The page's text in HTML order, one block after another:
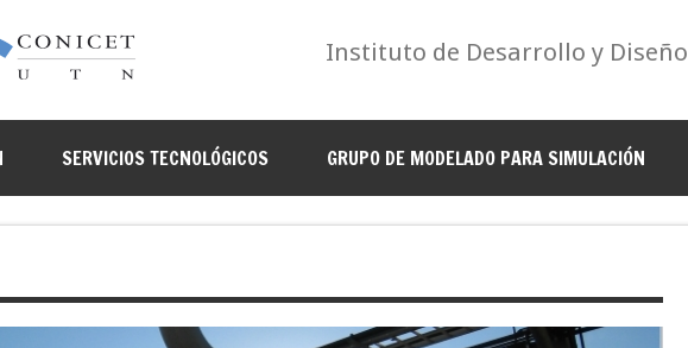
Instituto de Desarrollo y Diseño
SERVICIOS TECNOLÓGICOS GRUPO DE MODELADO PARA SIMULACIÓN